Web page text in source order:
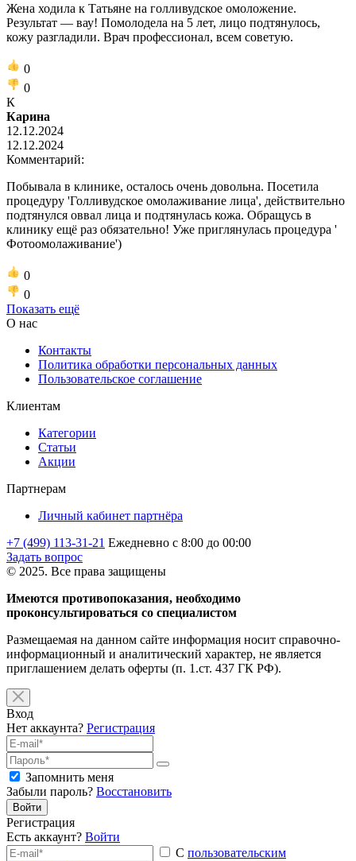
Жена ходила к Татьяне на голливудское омоложение.
Результат — вау! Помолодела на 5 лет, лицо подтянулось,
кожу разгладили. Врач профессионал, всем советую.
0
0
К
Карина
12.12.2024
12.12.2024
Комментарий:
Побывала в клинике, осталось очень довольна. Посетила
процедуру 'Голливудское омолаживание лица', действительно
подтянулся оввал лица и подтянулась кожа. Обращусь в
клинику ещё раз обязательно! Уже приглянулась процедура '
Фотоомолаживание')
0
0
Показать ещё
О нас
Контакты
Политика обработки персональных данных
Пользовательское соглашение
Клиентам
Категории
Статьи
Акции
Партнерам
Личный кабинет партнёра
+7 (499) 113-31-21 Ежедневно с 8:00 до 00:00
Задать вопрос
© 2025. Все права защищены
Имеются противопоказания, необходимо
проконсультироваться со специалистом
Размещаемая на данном сайте информация носит справочно-
информационный и аналитический характер, не является
приглашением делать оферты (п. 1.ст. 437 ГК РФ).
Вход
Нет аккаунта? Регистрация
Запомнить меня
Забыли пароль? Восстановить
Войти
Регистрация
Есть аккаунт? Войти
С пользовательским